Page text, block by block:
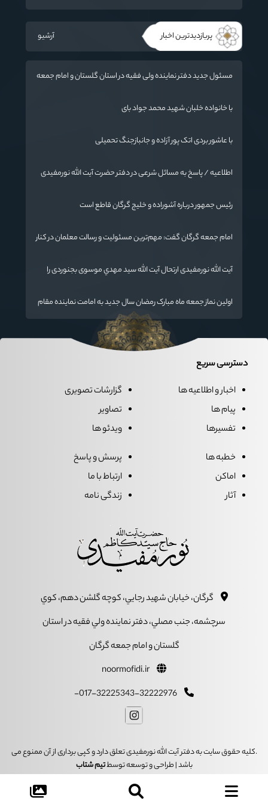
پربازدیدترین اخبار آرشیو
مسئول جدید دفتر نماینده ولی فقیه در استان گلستان و امام جمعه
با خانواده خلبان شهید محمد جواد بای
با عاشور بردی اتک پور آزاده و جانبازجنگ تحمیلی
اطلاعیه / پاسخ به مسائل شرعی در دفتر حضرت آیت الله نورمفیدی
رئیس جمهور درباره آشوراده و خلیج گرگان قاطع است
امام جمعه گرگان گفت: مهم‌ترین مسئولیت و رسالت معلمان در کنار
مفید برای آینده ایران اسلامی است.
آیت الله نورمفیدی ارتحال آیت الله سيد مهدي موسوی بجنوردی را
اولین نماز جمعه ماه مبارک رمضان سال جدید به امامت نماینده مقام
معظم رهبری دراستان گلستان اقامه می گردد.
دسترسی سریع
اخبار و اطلاعیه ها
پیام ها
تفسیرها
گزارشات تصویری
تصاویر
ویدئو ها
خطبه ها
اماکن
آثار
پرسش و پاسخ
ارتباط با ما
زندگی نامه
گرگان، خيابان شهيد رجايي، کوچه گلشن دهم، کوي
سرچشمه، جنب مصلي، دفتر نماينده ولي فقيه در استان
گلستان و امام جمعه گرگان
.کلیه حقوق سایت به دفتر آیت الله نورمفیدی تعلق دارد و کپی برداری از آن ممنوع می
باشد | طراحی و توسعه توسطتیم شتاب